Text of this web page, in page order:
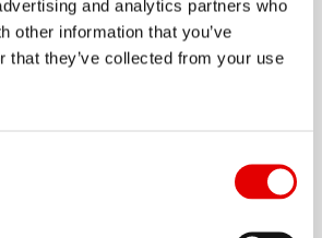
and analytics partners who
other information that you’ve
that they’ve collected from your use
E 532には、 世界最速
する素材とテクノロジーにより、
る手頃な価格のリムに組み込んで